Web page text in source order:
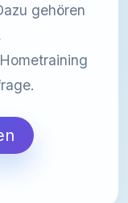
gehören